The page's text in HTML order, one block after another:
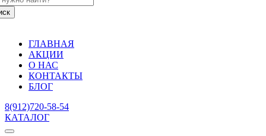
ГЛАВНАЯ
АКЦИИ
О НАС
КОНТАКТЫ
БЛОГ
8(912)720-58-54
КАТАЛОГ